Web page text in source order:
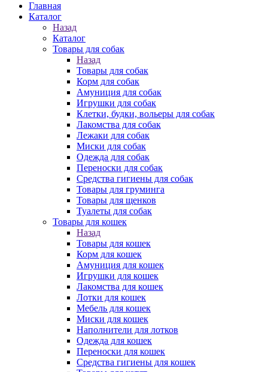
Главная
Каталог
Назад
Каталог
Товары для собак
Назад
Товары для собак
Корм для собак
Амуниция для собак
Игрушки для собак
Клетки, будки, вольеры для собак
Лакомства для собак
Лежаки для собак
Миски для собак
Одежда для собак
Переноски для собак
Средства гигиены для собак
Товары для груминга
Товары для щенков
Туалеты для собак
Товары для кошек
Назад
Товары для кошек
Корм для кошек
Амуниция для кошек
Игрушки для кошек
Лакомства для кошек
Лотки для кошек
Мебель для кошек
Миски для кошек
Наполнители для лотков
Одежда для кошек
Переноски для кошек
Средства гигиены для кошек